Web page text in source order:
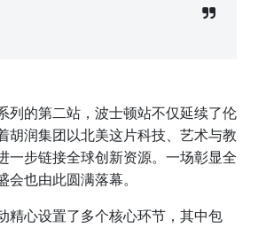
列的第二站，波士顿站不仅延续了伦
胡润集团以北美这片科技、艺术与教
一步链接全球创新资源。一场彰显全
会也由此圆满落幕。
精心设置了多个核心环节，其中包